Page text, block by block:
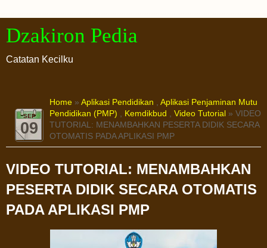
Dzakiron Pedia
Catatan Kecilku
SEP
09
Home » Aplikasi Pendidikan , Aplikasi Penjaminan Mutu
Pendidikan (PMP) , Kemdikbud , Video Tutorial » VIDEO
TUTORIAL: MENAMBAHKAN PESERTA DIDIK SECARA
OTOMATIS PADA APLIKASI PMP
VIDEO TUTORIAL: MENAMBAHKAN
PESERTA DIDIK SECARA OTOMATIS
PADA APLIKASI PMP